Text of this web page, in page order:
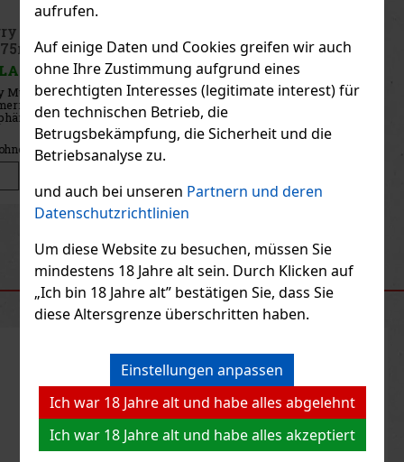
aufrufen.
Auf einige Daten und Cookies greifen wir auch
ohne Ihre Zustimmung aufgrund eines
berechtigten Interesses (legitimate interest) für
den technischen Betrieb, die
Betrugsbekämpfung, die Sicherheit und die
Betriebsanalyse zu.
und auch bei unseren Partnern und deren
Datenschutzrichtlinien
Um diese Website zu besuchen, müssen Sie
mindestens 18 Jahre alt sein. Durch Klicken auf
„Ich bin 18 Jahre alt” bestätigen Sie, dass Sie
diese Altersgrenze überschritten haben.
Einstellungen anpassen
Ich war 18 Jahre alt und habe alles abgelehnt
Ich war 18 Jahre alt und habe alles akzeptiert
Thierry Mugler Starlicious Nuttyssime Body Mist
75ml
AUF LAGER (5 st)
Thierry Mugler Starlicious Pistachio Praline Body Mist ist ein
Gourmet-Duftspray für Körper und Haare, das die Haut in warme
Noten von gerösteten Pistazien, cremigem Karamell und samtigem
Patschuli hüllt. Es ist Teil der Starlicious-Kollektion, die v
39.18 € ohne VAT
Thierry Mugler Starlicious Too Funky Berry Body
EMPFOHLENE PRODUKTE
Aktion